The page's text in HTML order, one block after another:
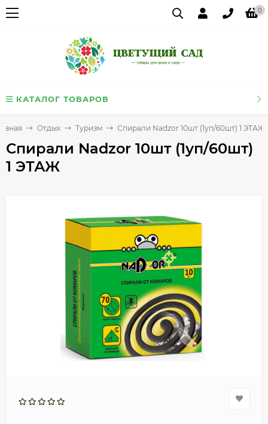
0
КАТАЛОГ ТОВАРОВ
Отдых Туризм Спирали Nadzor 10шт (1уп/60шт) 1 ЭТАЖ
Спирали Nadzor 10шт (1уп/60шт)
1 ЭТАЖ